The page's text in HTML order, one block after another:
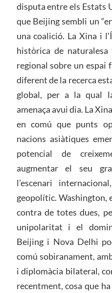
disputa entre els Estats
que Beijing sembli un
una coalició. La Xina i
històrica de
regional sobre un espai
diferent de la recerca
global, per a la qual
amenaça avui dia. La
en comú que punts
nacions asiàtiques
potencial de
augmentar el seu
l’escenari
geopolític. Washington,
contra de totes dues,
unipolaritat i el
Beijing i Nova Delhi
comú sobiranament,
i diplomàcia bilateral,
recentment, cosa que